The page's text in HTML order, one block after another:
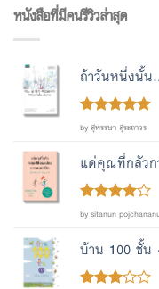
หนังสือที่มีคนรีวิวล่าสุด
ถ้าวันหนึ่งนั้น
Rated 5out
by สุพรรษา สุระถาวร
แด่คุณที่กลัวก
Rated4
by sitanun
บ้าน 100 ชั้น